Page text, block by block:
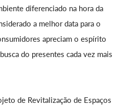
diferenciado na hora da
a melhor data para o
apreciam o espírito
do presentes cada vez mais
de Revitalização de Espaços